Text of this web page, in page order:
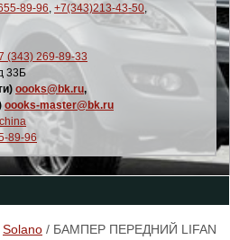
89-96, +7(343)213-43-50,
(343) 269-89-33
33Б
oooks@bk.ru,
oooks-master@bk.ru
89-96
Solano / БАМПЕР ПЕРЕДНИЙ LIFAN